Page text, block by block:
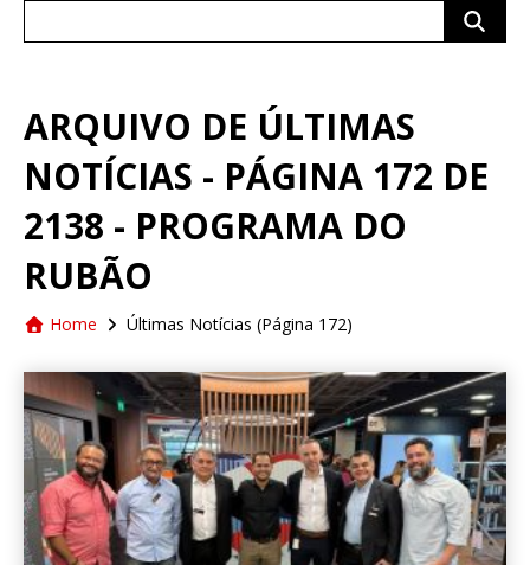
ARQUIVO DE ÚLTIMAS
NOTÍCIAS - PÁGINA 172 DE
2138 - PROGRAMA DO
RUBÃO
Home Últimas Notícias (Página 172)